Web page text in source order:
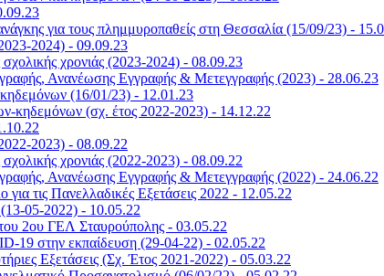
για τους πλημμυροπαθείς στη Θεσσαλία (15/09/23) -
2024) - 09.09.23
χρονιάς (2023-2024) - 08.09.23
Ανανέωσης Εγγραφής & Μετεγγραφής (2023) - 28.06.23
(16/01/23) - 12.01.23
κηδεμόνων (σχ. έτος 2022-2023) - 14.12.22
2023) - 08.09.22
χρονιάς (2022-2023) - 08.09.22
Ανανέωσης Εγγραφής & Μετεγγραφής (2022) - 24.06.22
για τις Πανελλαδικές Εξετάσεις 2022 - 12.05.22
05-2022) - 10.05.22
2ου ΓΕΛ Σταυρούπολης - 03.05.22
19 στην εκπαίδευση (29-04-22) - 02.05.22
Εξετάσεις (Σχ. Έτος 2021-2022) - 05.03.22